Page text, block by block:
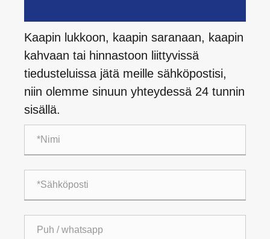
Kaapin lukkoon, kaapin saranaan, kaapin
kahvaan tai hinnastoon liittyvissä
tiedusteluissa jätä meille sähköpostisi,
niin olemme sinuun yhteydessä 24 tunnin
sisällä.